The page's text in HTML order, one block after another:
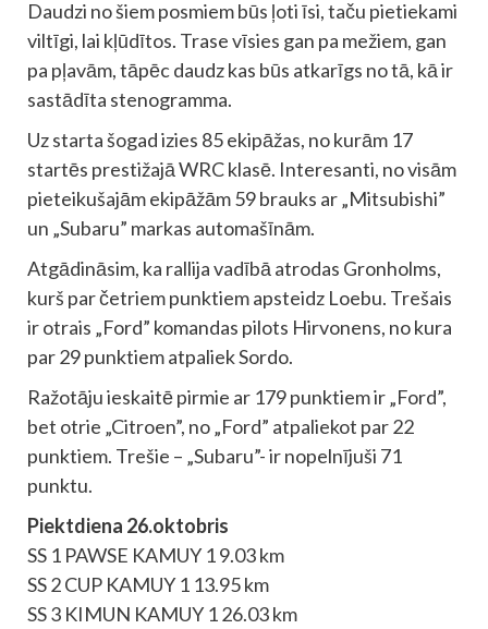
Daudzi no šiem posmiem būs ļoti īsi, taču pietiekami
viltīgi, lai kļūdītos. Trase vīsies gan pa mežiem, gan
pa pļavām, tāpēc daudz kas būs atkarīgs no tā, kā ir
sastādīta stenogramma.
Uz starta šogad izies 85 ekipāžas, no kurām 17
startēs prestižajā WRC klasē. Interesanti, no visām
pieteikušajām ekipāžām 59 brauks ar „Mitsubishi”
un „Subaru” markas automašīnām.
Atgādināsim, ka rallija vadībā atrodas Gronholms,
kurš par četriem punktiem apsteidz Loebu. Trešais
ir otrais „Ford” komandas pilots Hirvonens, no kura
par 29 punktiem atpaliek Sordo.
Ražotāju ieskaitē pirmie ar 179 punktiem ir „Ford”,
bet otrie „Citroen”, no „Ford” atpaliekot par 22
punktiem. Trešie – „Subaru”- ir nopelnījuši 71
punktu.
Piektdiena 26.oktobris
SS 1 PAWSE KAMUY 1 9.03 km
SS 2 CUP KAMUY 1 13.95 km
SS 3 KIMUN KAMUY 1 26.03 km